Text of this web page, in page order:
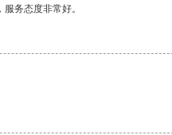
务态度非常好。